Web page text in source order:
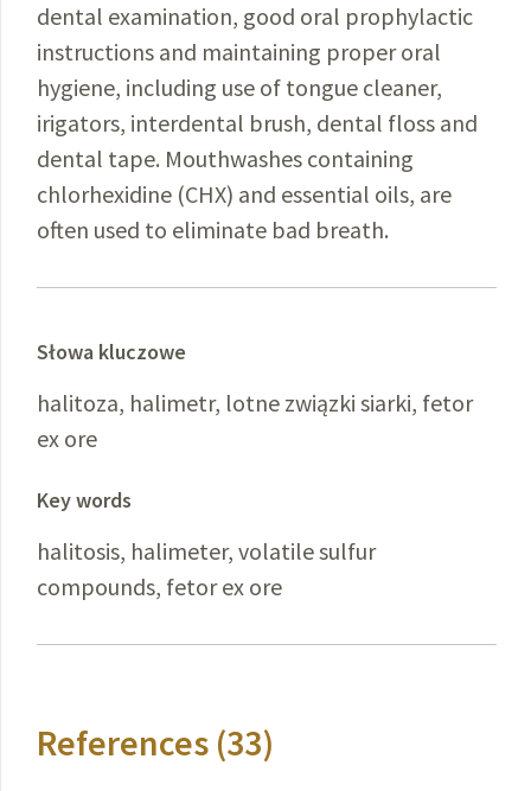
dental examination, good oral prophylactic
instructions and maintaining proper oral
hygiene, including use of tongue cleaner,
irigators, interdental brush, dental floss and
dental tape. Mouthwashes containing
chlorhexidine (CHX) and essential oils, are
often used to eliminate bad breath.
Słowa kluczowe
halitoza, halimetr, lotne związki siarki, fetor
ex ore
Key words
halitosis, halimeter, volatile sulfur
compounds, fetor ex ore
References (33)